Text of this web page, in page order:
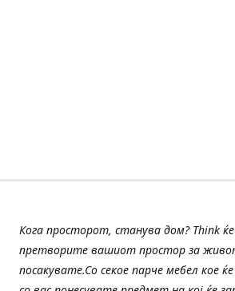
Кога просторот, станува дом? Think
претворите вашиот простор за
посакувате.Со секое парче мебел кое